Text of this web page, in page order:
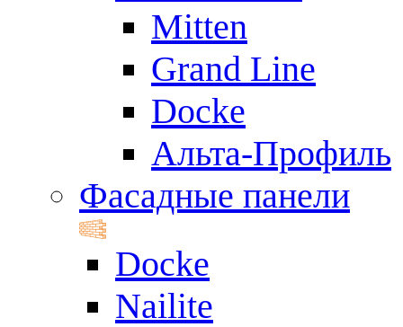
Mitten
Grand Line
Docke
Альта-Профиль
Фасадные панели
Docke
Nailite